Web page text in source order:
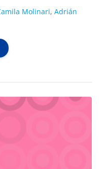
Molinari, Adrián